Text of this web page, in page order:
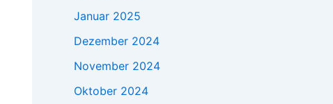
Januar 2025
Dezember 2024
November 2024
Oktober 2024